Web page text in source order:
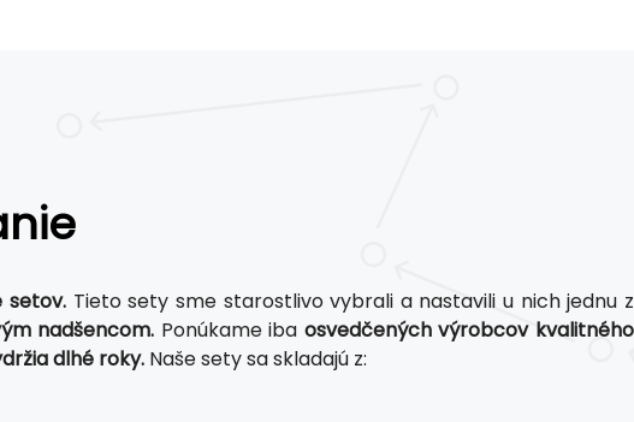
setov. Tieto sety sme starostlivo vybrali a nastavili u nich jednu z
nadšencom. Ponúkame iba osvedčených výrobcov kvalitného
dlhé roky. Naše sety sa skladajú z: